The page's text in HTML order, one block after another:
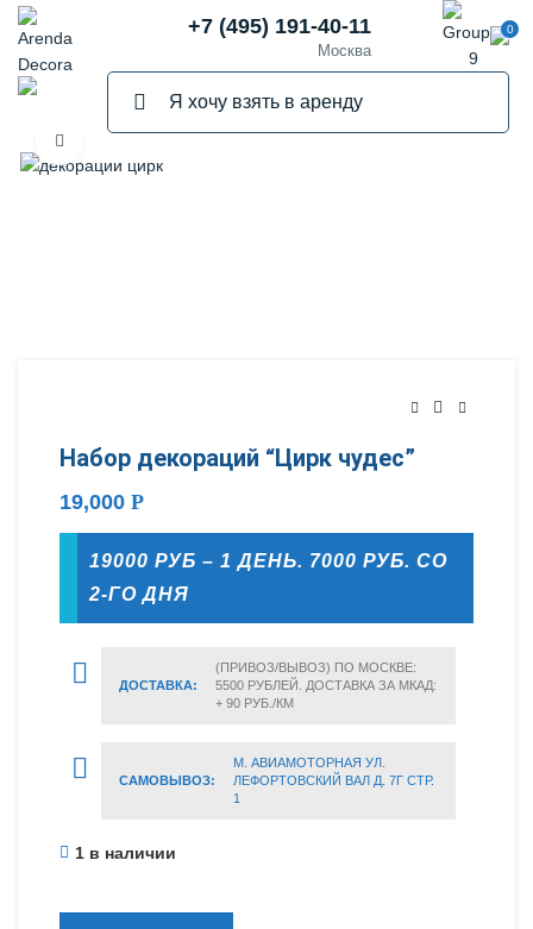
+7 (495) 191-40-11
Москва
0
Набор декораций “Цирк чудес”
19,000 Р
19000 РУБ – 1 ДЕНЬ. 7000 РУБ. СО
2-ГО ДНЯ
ДОСТАВКА:
(ПРИВОЗ/ВЫВОЗ) ПО МОСКВЕ:
5500 РУБЛЕЙ. ДОСТАВКА ЗА МКАД:
+ 90 РУБ./КМ
САМОВЫВОЗ:
М. АВИАМОТОРНАЯ УЛ.
ЛЕФОРТОВСКИЙ ВАЛ Д. 7Г СТР.
1
1 в наличии